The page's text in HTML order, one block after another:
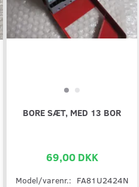
BORE SÆT, MED 13 BOR
69,00 DKK
Model/varenr.: FA81U2424N